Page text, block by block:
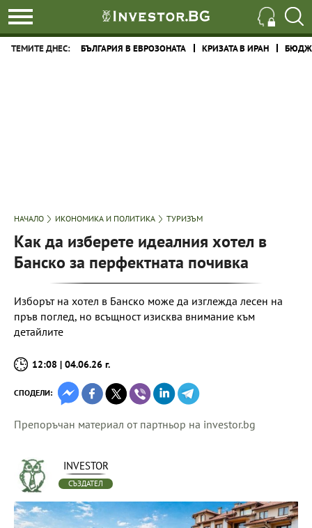
ТЕМИТЕ ДНЕС: БЪЛГАРИЯ В ЕВРОЗОНАТА КРИЗАТА В ИРАН
НАЧАЛО ИКОНОМИКА И ПОЛИТИКА ТУРИЗЪМ
Как да изберете идеалния хотел в
Банско за перфектната почивка
Изборът на хотел в Банско може да изглежда лесен на
пръв поглед, но всъщност изисква внимание към
детайлите
12:08 | 04.06.26 г.
СПОДЕЛИ:
Препоръчан материал от партньор на investor.bg
INVESTOR
СЪЗДАТЕЛ